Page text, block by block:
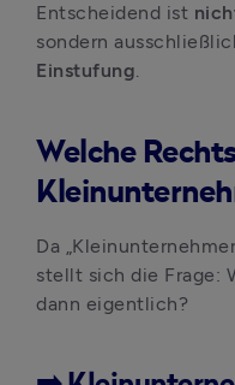
Entscheidend ist
sondern
Einstufung.
Welche
Da
stellt sich die Frage:
dann eigentlich?